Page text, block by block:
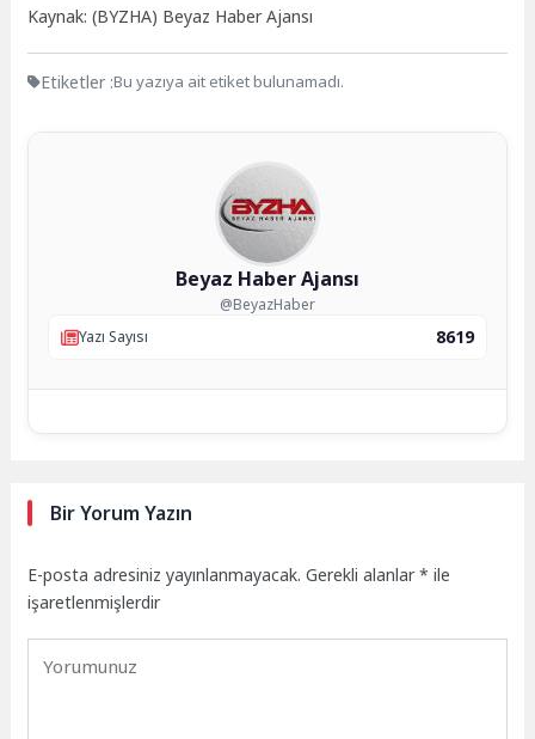
Kaynak: (BYZHA) Beyaz Haber Ajansı
Etiketler :Bu yazıya ait etiket bulunamadı.
Beyaz Haber Ajansı
@BeyazHaber
Yazı Sayısı
8619
Bir Yorum Yazın
E-posta adresiniz yayınlanmayacak. Gerekli alanlar* ile
işaretlenmişlerdir